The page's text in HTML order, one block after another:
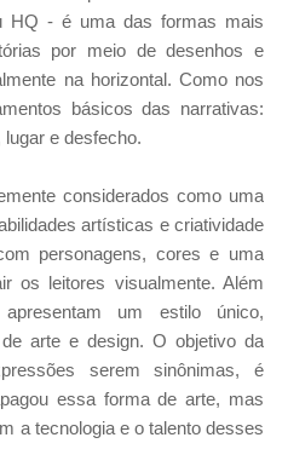
HQ - é uma das formas mais
por meio de desenhos e
na horizontal. Como nos
básicos das narrativas:
e desfecho.
considerados como uma
artísticas e criatividade
personagens, cores e uma
os leitores visualmente. Além
um estilo único,
arte e design. O objetivo da
serem sinônimas, é
essa forma de arte, mas
a tecnologia e o talento desses